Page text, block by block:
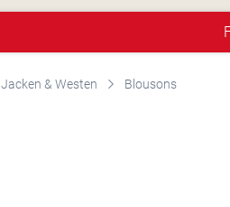
Jacken & Westen Blousons